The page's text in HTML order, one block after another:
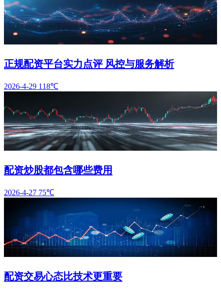
正规配资平台实力点评 风控与服务解析
2026-4-29 118℃
配资炒股都包含哪些费用
2026-4-27 75℃
配资交易心态比技术更重要